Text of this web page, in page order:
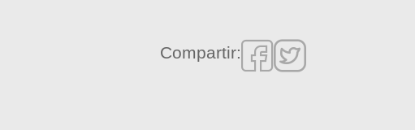
Compartir: